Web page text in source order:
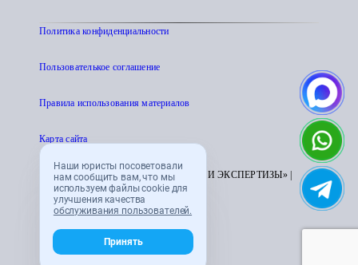
Наши юристы посоветовали
нам сообщить вам, что мы
используем файлы cookie для
улучшения качества
обслуживания пользователей.
Принять
Политика конфиденциальности
Пользователькое соглашение
Правила использования материалов
Карта сайта
© 1995 - 2026 «ЦЕНТР АТТЕСТАЦИИ И ЭКСПЕРТИЗЫ» |
CENTRATTEK.RU